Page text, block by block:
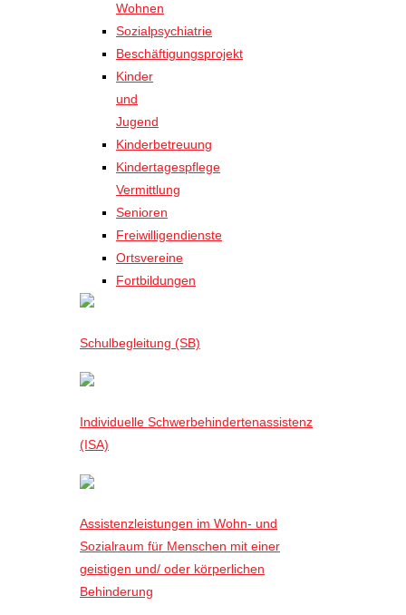
Wohnen
Sozialpsychiatrie
Beschäftigungsprojekt
Kinder
und
Jugend
Kinderbetreuung
Kindertagespflege
Vermittlung
Senioren
Freiwilligendienste
Ortsvereine
Fortbildungen
Schulbegleitung (SB)
Individuelle Schwerbehindertenassistenz
(ISA)
Assistenzleistungen im Wohn- und
Sozialraum für Menschen mit einer
geistigen und/ oder körperlichen
Behinderung